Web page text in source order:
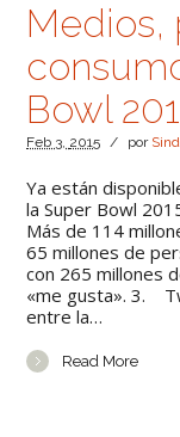
Medios,
Bowl
Feb 3, 2015 / por
Ya están
la Super Bowl
Más de 114
65 millones de
con 265 millones
«me gusta». 3.
entre la…
Read More